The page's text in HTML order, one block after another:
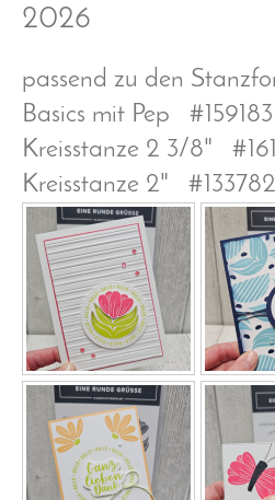
2026
passend zu den
Basics mit Pep #159183
Kreisstanze 2 3/8"
Kreisstanze 2" #133782